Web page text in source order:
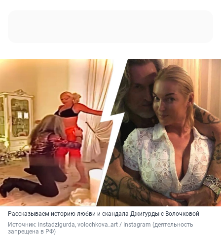
Рассказываем историю любви и скандала Джигурды с Волочковой
Источник: instadzigurda, volochkova_art / Instagram (деятельность
запрещена в РФ)